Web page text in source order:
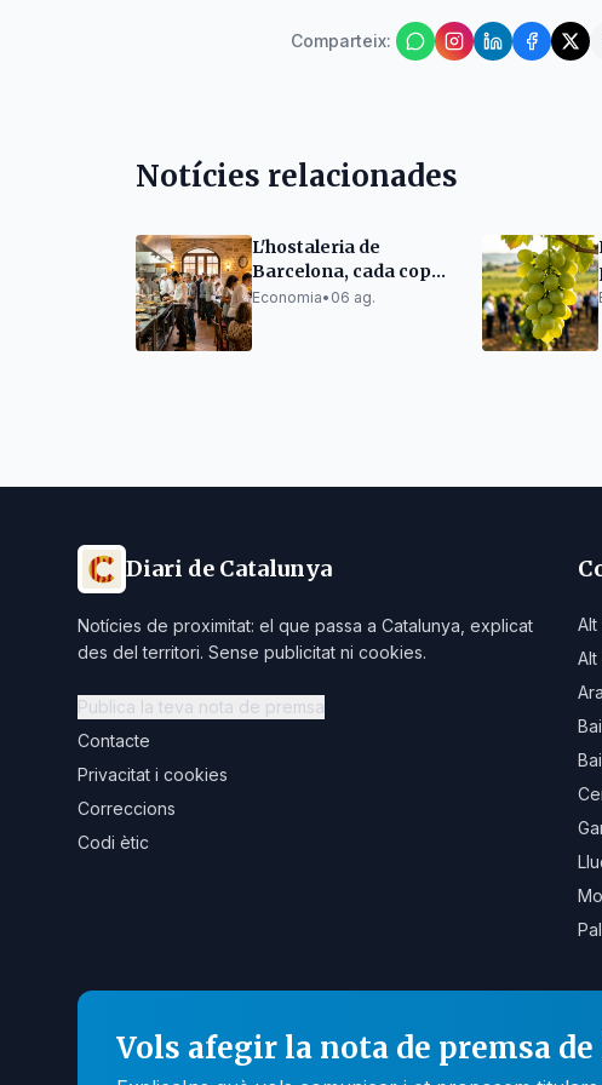
Comparteix:
Notícies relacionades
L'hostaleria de
Barcelona, cada cop
més estrangera
Economia• 06 ag.
Diari de Catalunya
Notícies de proximitat: el que passa a Catalunya, explicat
des del territori. Sense publicitat ni cookies.
Publica la teva nota de premsa
Contacte
Privacitat i cookies
Correccions
Codi ètic
Alt
Alt
Vols afegir la nota de premsa de